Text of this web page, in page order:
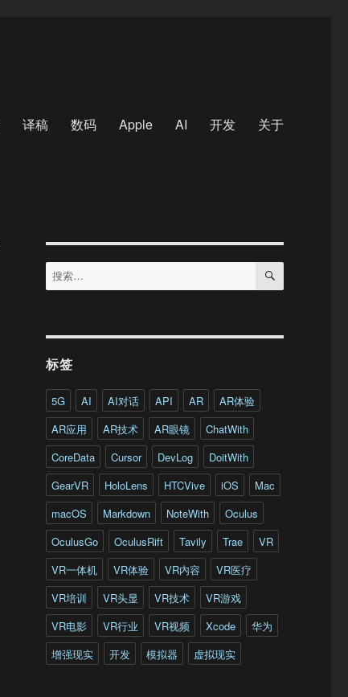
译稿 数码 Apple AI 开发 关于
搜
索：
搜
标签
5G AI AI对话 API AR
AR体验
AR应用
AR技术 AR眼镜
ChatWith
CoreData
Cursor DevLog
DoitWith
GearVR
HoloLens HTCVive iOS
Mac
macOS
Markdown NoteWith
Oculus
OculusGo
OculusRift Tavily Trae
VR
VR一体机
VR体验 VR内容
VR医疗
VR培训
VR头显 VR技术
VR游戏
VR电影
VR行业 VR视频 Xcode
华为
增强现实
开发 模拟器 虚拟现实